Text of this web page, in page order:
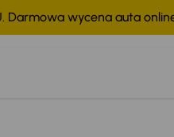
Darmowa wycena auta